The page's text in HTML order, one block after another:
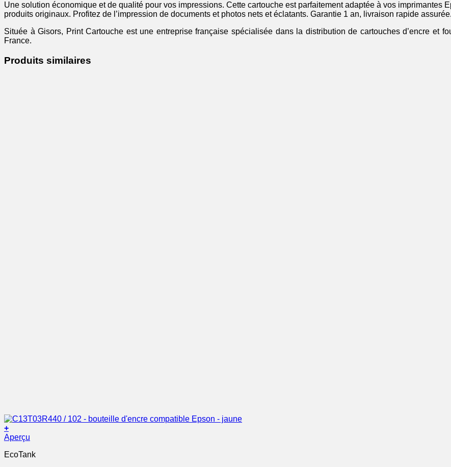
Une solution économique et de qualité pour vos impressions. Cette cartouche est parfaitement adaptée à vos imprimantes
produits originaux. Profitez de l’impression de documents et photos nets et éclatants. Garantie 1 an, livraison rapide assurée.
Située à Gisors, Print Cartouche est une entreprise française spécialisée dans la distribution de cartouches d’encre et
France.
Produits similaires
+
Aperçu
EcoTank